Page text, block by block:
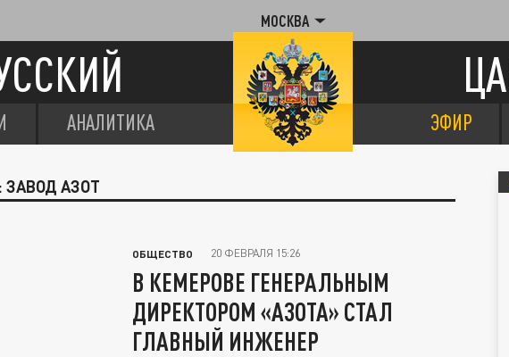
МОСКВА
АНАЛИТИКА ЭФИР
ЗАВОД АЗОТ
ОБЩЕСТВО 20 ФЕВРАЛЯ 15:26
В КЕМЕРОВЕ ГЕНЕРАЛЬНЫМ
ДИРЕКТОРОМ «АЗОТА» СТАЛ
ГЛАВНЫЙ ИНЖЕНЕР